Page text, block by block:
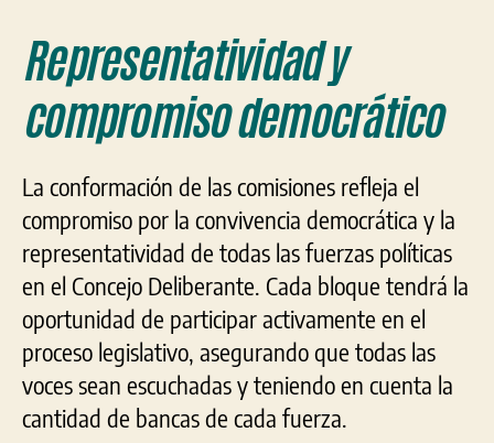
Representatividad y
compromiso democrático
La conformación de las comisiones refleja el
compromiso por la convivencia democrática y la
representatividad de todas las fuerzas políticas
en el Concejo Deliberante. Cada bloque tendrá la
oportunidad de participar activamente en el
proceso legislativo, asegurando que todas las
voces sean escuchadas y teniendo en cuenta la
cantidad de bancas de cada fuerza.